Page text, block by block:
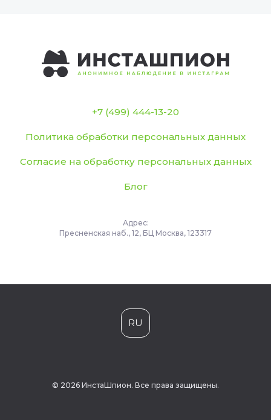
+7 (499) 444-13-20
Политика обработки персональных данных
Согласие на обработку персональных данных
Блог
Адрес:
Пресненская наб., 12, БЦ Москва, 123317
RU
© 2026 ИнстаШпион. Все права защищены.